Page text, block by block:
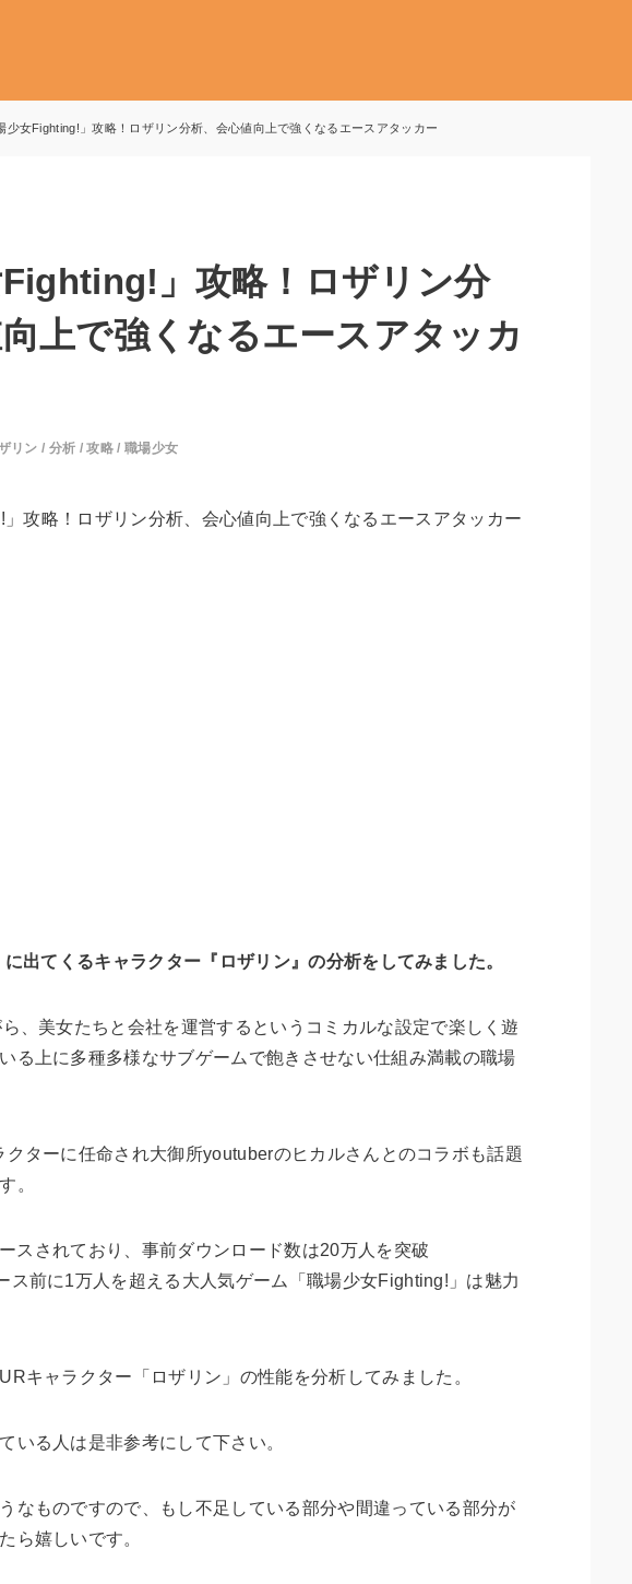
少女Fighting!」攻略！ロザリン分析、会心値向上で強くなるエースアタッカー
Fighting!」攻略！ロザリン分
上で強くなるエースアタッカ
リン / 分析 /攻略/ 職場少女
出てくるキャラクター『ロザリン』の分析をしてみました。
、美女たちと会社を運営するというコミカルな設定で楽しく遊
る上に多種多様なサブゲームで飽きさせない仕組み満載の職場
クターに任命され大御所youtuberのヒカルさんとのコラボも話題
。
スされており、事前ダウンロード数は20万人を突破
ス前に1万人を超える大人気ゲーム「職場少女Fighting!」は魅力
キャラクター「ロザリン」の性能を分析してみました。
いる人は是非参考にして下さい。
なものですので、もし不足している部分や間違っている部分が
ら嬉しいです。